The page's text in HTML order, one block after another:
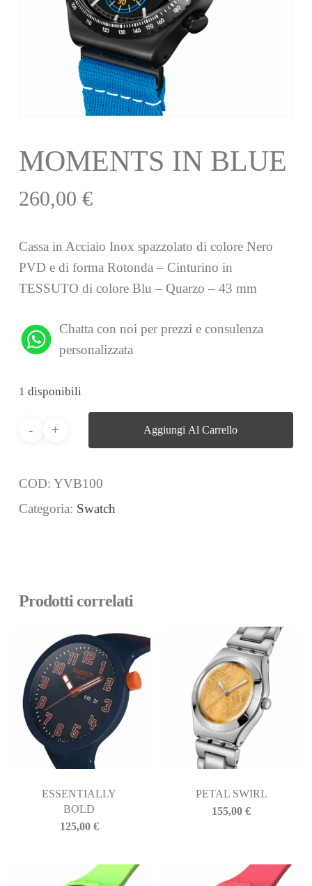
MOMENTS IN BLUE
260,00 €
Cassa in Acciaio Inox spazzolato di colore Nero
PVD e di forma Rotonda – Cinturino in
TESSUTO di colore Blu – Quarzo – 43 mm
Chatta con noi per prezzi e consulenza
personalizzata
1 disponibili
Aggiungi Al Carrello
COD: YVB100
Categoria: Swatch
Prodotti correlati
ESSENTIALLY
BOLD
125,00 €
PETAL SWIRL
155,00€